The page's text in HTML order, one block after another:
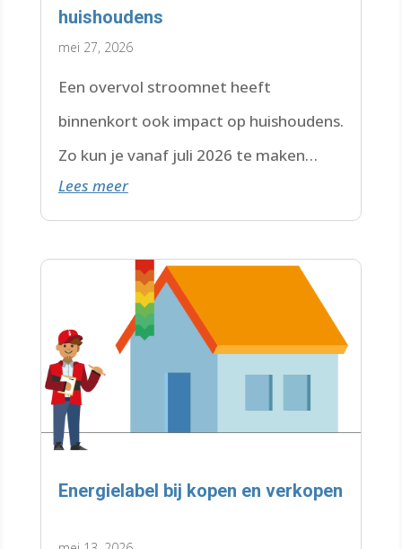
huishoudens
mei 27, 2026
Een overvol stroomnet heeft
binnenkort ook impact op huishoudens.
Zo kun je vanaf juli 2026 te maken
krijgen met een wachtlijst.
Lees meer
Energielabel bij kopen en verkopen